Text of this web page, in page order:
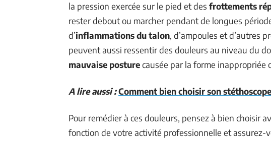
la pression exercée sur le pied et des frottements
rester debout ou marcher pendant de longues
d’inflammations du talon, d’ampoules et d’autres
peuvent aussi ressentir des douleurs au niveau du
mauvaise posturecausée par la forme inappropriée
A lire aussi :Comment bien choisir son
Pour remédier à ces douleurs, pensez à bien choisir
fonction de votre activité professionnelle et assurez-